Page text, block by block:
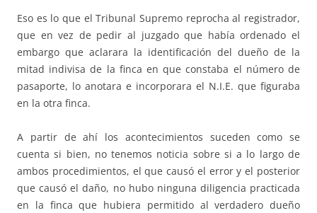
Eso es lo que el Tribunal Supremo reprocha al registrador,
que en vez de pedir al juzgado que había ordenado el
embargo que aclarara la identificación del dueño de la
mitad indivisa de la finca en que constaba el número de
pasaporte, lo anotara e incorporara el N.I.E. que figuraba
en la otra finca.
A partir de ahí los acontecimientos suceden como se
cuenta si bien, no tenemos noticia sobre si a lo largo de
ambos procedimientos, el que causó el error y el posterior
que causó el daño, no hubo ninguna diligencia practicada
en la finca que hubiera permitido al verdadero dueño